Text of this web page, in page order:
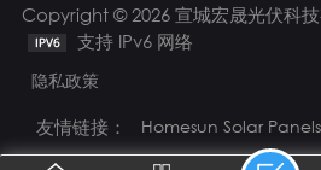
Copyright © 2026 宣城宏晟光伏科
支持 IPv6 网络
隐私政策
友情链接： Homesun Solar Panels